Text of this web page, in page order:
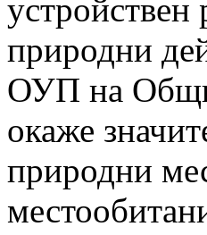
устройствен
природни
ОУП на
окаже
природни